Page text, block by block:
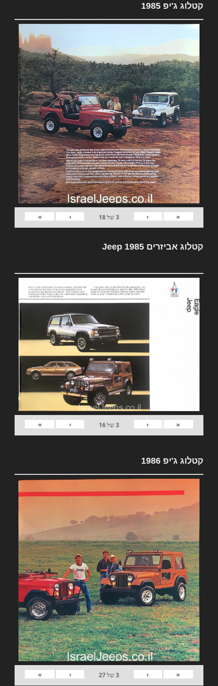
קטלוג ג'יפ 1985
«
‹
3של18
›
»
קטלוג אביזרים Jeep 1985
«
‹
3של16
›
»
קטלוג ג'יפ 1986
«
‹
3של27
›
»